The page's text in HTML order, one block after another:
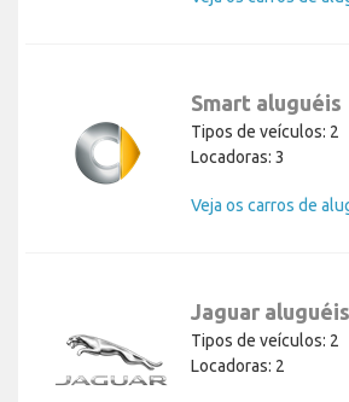
Smart aluguéis
Tipos de veículos: 2
Locadoras: 3
Veja os carros de
Jaguar aluguéis
Tipos de veículos: 2
Locadoras: 2